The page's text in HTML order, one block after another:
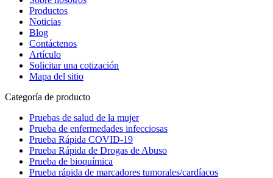
Productos
Noticias
Blog
Contáctenos
Artículo
Solicitar una cotización
Mapa del sitio
Categoría de producto
Pruebas de salud de la mujer
Prueba de enfermedades infecciosas
Prueba Rápida COVID-19
Prueba Rápida de Drogas de Abuso
Prueba de bioquímica
Prueba rápida de marcadores tumorales/cardíacos